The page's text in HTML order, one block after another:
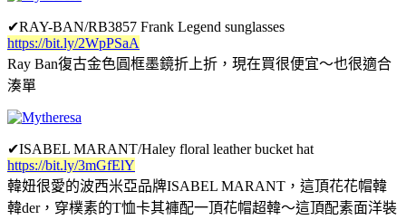
✔RAY-BAN/RB3857 Frank Legend sunglasses
https://bit.ly/2WpPSaA
Ray Ban復古金色圓框墨鏡折上折，現在買很便宜～也很適合
湊單
✔ISABEL MARANT/Haley floral leather bucket hat
https://bit.ly/3mGfElY
韓妞很愛的波西米亞品牌ISABEL MARANT，這頂花花帽韓
韓der，穿樸素的T恤卡其褲配一頂花帽超韓～這頂配素面洋裝